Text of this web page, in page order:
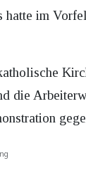
im
die